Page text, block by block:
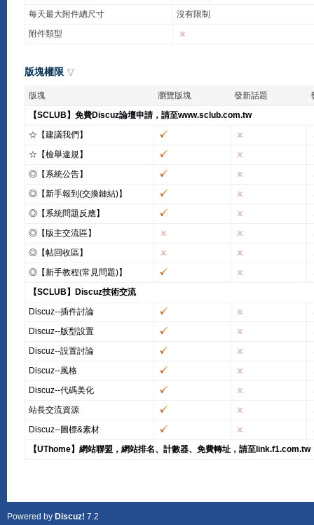
每天最大附件總尺寸
沒有限制
附件類型
版塊權限
版塊 瀏覽版塊 發新話題
【SCLUB】免費Discuz論壇申請，請至www.sclub.com.tw
☆【建議我們】
☆【檢舉違規】
◎【系統公告】
◎【新手報到(交換鏈結)】
◎【系統問題反應】
◎【版主交流區】
◎【帖回收區】
◎【新手教程(常見問題)】
【SCLUB】Discuz技術交流
Discuz--插件討論
Discuz--版型設置
Discuz--設置討論
Discuz--風格
Discuz--代碼美化
站長交流資源
Discuz--圖標&素材
【UThome】網站聯盟，網站排名、計數器、免費轉址，請至link.f1.com.tw
Powered by Discuz! 7.2